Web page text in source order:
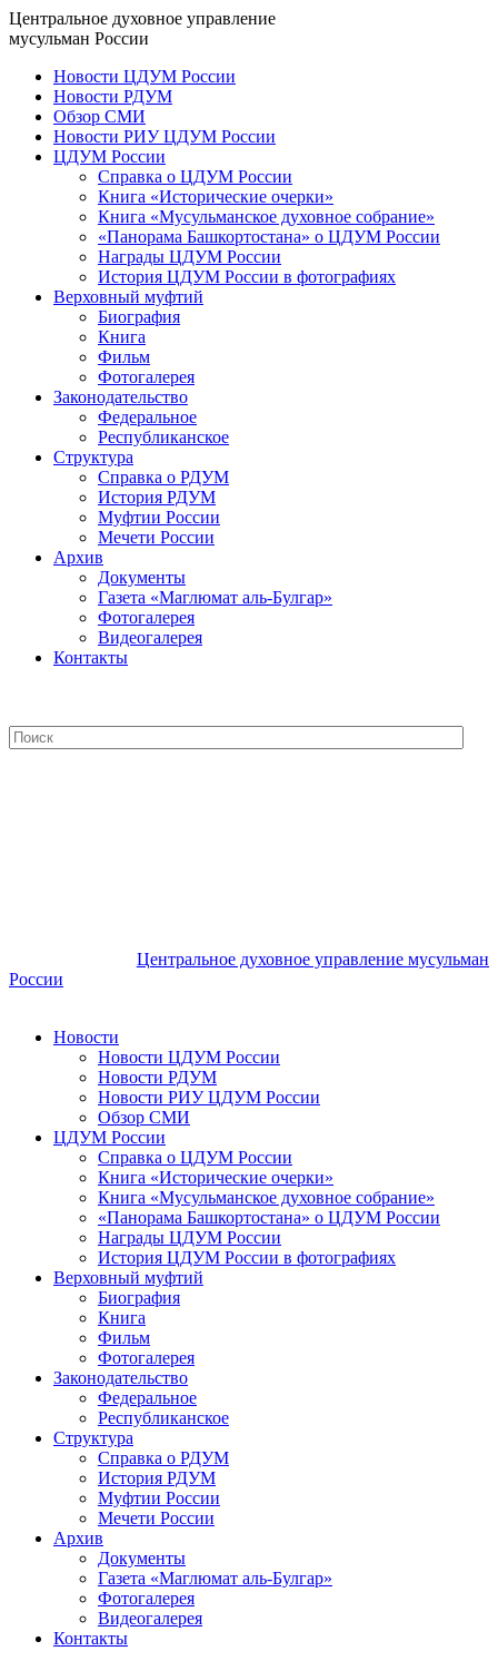
Центральное духовное управление
мусульман России
Новости ЦДУМ России
Новости РДУМ
Обзор СМИ
Новости РИУ ЦДУМ России
ЦДУМ России
Справка о ЦДУМ России
Книга «Исторические очерки»
Книга «Мусульманское духовное собрание»
«Панорама Башкортостана» о ЦДУМ России
Награды ЦДУМ России
История ЦДУМ России в фотографиях
Верховный муфтий
Биография
Книга
Фильм
Фотогалерея
Законодательство
Федеральное
Республиканское
Структура
Справка о РДУМ
История РДУМ
Муфтии России
Мечети России
Архив
Документы
Газета «Маглюмат аль-Булгар»
Фотогалерея
Видеогалерея
Контакты
Центральное духовное управление мусульман
России
Новости
Новости ЦДУМ России
Новости РДУМ
Новости РИУ ЦДУМ России
Обзор СМИ
ЦДУМ России
Справка о ЦДУМ России
Книга «Исторические очерки»
Книга «Мусульманское духовное собрание»
«Панорама Башкортостана» о ЦДУМ России
Награды ЦДУМ России
История ЦДУМ России в фотографиях
Верховный муфтий
Биография
Книга
Фильм
Фотогалерея
Законодательство
Федеральное
Республиканское
Структура
Справка о РДУМ
История РДУМ
Муфтии России
Мечети России
Архив
Документы
Газета «Маглюмат аль-Булгар»
Фотогалерея
Видеогалерея
Контакты